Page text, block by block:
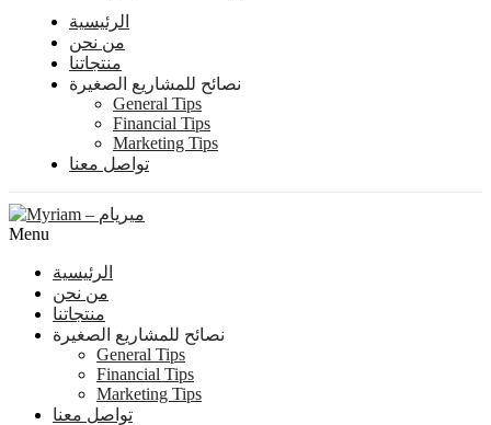
الرئيسية
من نحن
منتجاتنا
نصائح للمشاريع الصغيرة
General Tips
Financial Tips
Marketing Tips
تواصل معنا
Menu
الرئيسية
من نحن
منتجاتنا
نصائح للمشاريع الصغيرة
General Tips
Financial Tips
Marketing Tips
تواصل معنا